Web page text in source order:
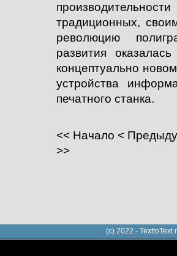
традиционных,
революцию
развития
концептуально
устройства
печатного станка.
<< Начало <
>>
(c) 2022 -